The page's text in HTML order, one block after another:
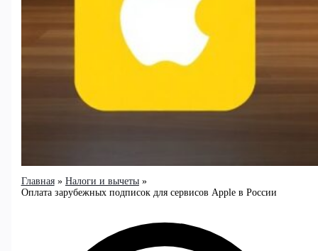
Главная
Налоги и вычеты
Оплата зарубежных подписок для сервисов Apple в России